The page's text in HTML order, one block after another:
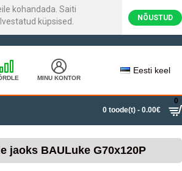
kohandada. Saiti
küpsised.
NÕUSTUD
MINU KONTOR
Eesti keel
0 toode(t) - 0.00€
0
jaoks BAULuke G70x120P